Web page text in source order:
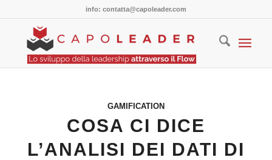
info: contatta@capoleader.com
GAMIFICATION
COSA CI DICE
L’ANALISI DEI DATI DI